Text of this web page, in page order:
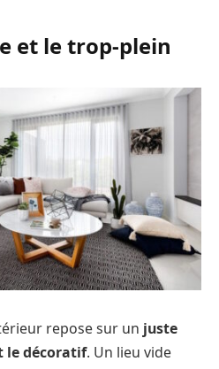
et le trop-plein
repose sur un juste
le décoratif. Un lieu vide